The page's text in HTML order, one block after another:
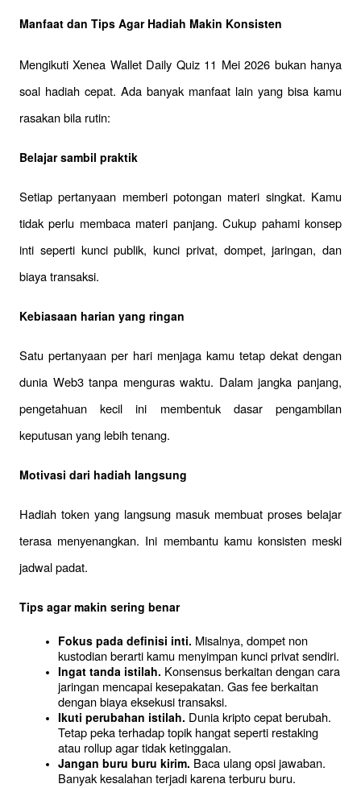
Manfaat dan Tips Agar Hadiah Makin Konsisten
Mengikuti Xenea Wallet Daily Quiz 11 Mei 2026 bukan hanya
soal hadiah cepat. Ada banyak manfaat lain yang bisa kamu
rasakan bila rutin:
Belajar sambil praktik
Setiap pertanyaan memberi potongan materi singkat. Kamu
tidak perlu membaca materi panjang. Cukup pahami konsep
inti seperti kunci publik, kunci privat, dompet, jaringan, dan
biaya transaksi.
Kebiasaan harian yang ringan
Satu pertanyaan per hari menjaga kamu tetap dekat dengan
dunia Web3 tanpa menguras waktu. Dalam jangka panjang,
pengetahuan kecil ini membentuk dasar pengambilan
keputusan yang lebih tenang.
Motivasi dari hadiah langsung
Hadiah token yang langsung masuk membuat proses belajar
terasa menyenangkan. Ini membantu kamu konsisten meski
jadwal padat.
Tips agar makin sering benar
Fokus pada definisi inti. Misalnya, dompet non
kustodian berarti kamu menyimpan kunci privat sendiri.
Ingat tanda istilah. Konsensus berkaitan dengan cara
jaringan mencapai kesepakatan. Gas fee berkaitan
dengan biaya eksekusi transaksi.
Ikuti perubahan istilah. Dunia kripto cepat berubah.
Tetap peka terhadap topik hangat seperti restaking
atau rollup agar tidak ketinggalan.
Jangan buru buru kirim. Baca ulang opsi jawaban.
Banyak kesalahan terjadi karena terburu buru.